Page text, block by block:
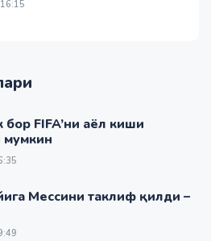
бор FIFA’ни аёл киши
Мессини таклиф қилди –